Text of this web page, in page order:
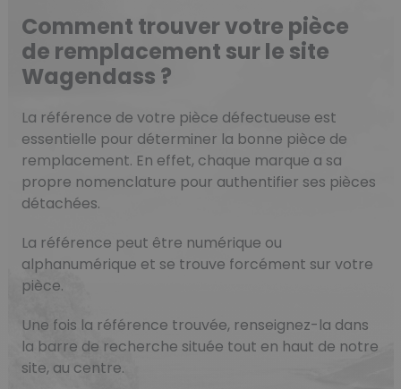
Comment trouver votre pièce
de remplacement sur le site
Wagendass ?
La référence de votre pièce défectueuse est
essentielle pour déterminer la bonne pièce de
remplacement. En effet, chaque marque a sa
propre nomenclature pour authentifier ses pièces
détachées.
La référence peut être numérique ou
alphanumérique et se trouve forcément sur votre
pièce.
Une fois la référence trouvée, renseignez-la dans
la barre de recherche située tout en haut de notre
site, au centre.